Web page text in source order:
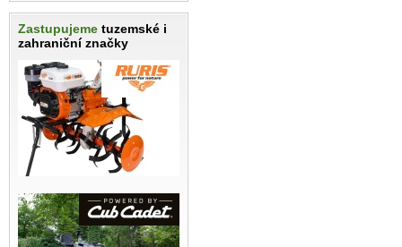
Zastupujeme tuzemské i
zahraniční značky